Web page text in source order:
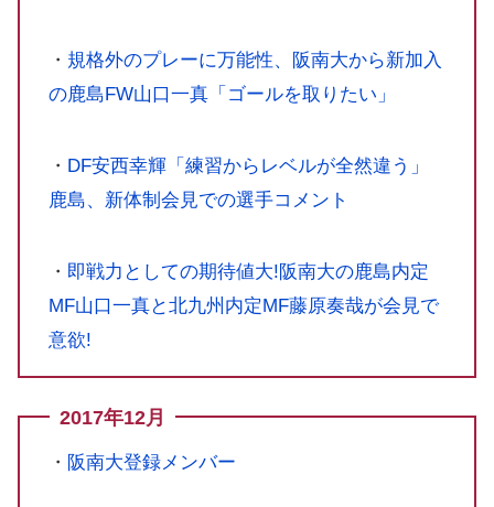
・ 規格外のプレーに万能性、阪南大から新加入
の鹿島FW山口一真「ゴールを取りたい」
・ DF安西幸輝「練習からレベルが全然違う」
鹿島、新体制会見での選手コメント
・ 即戦力としての期待値大!阪南大の鹿島内定
MF山口一真と北九州内定MF藤原奏哉が会見で
意欲!
2017年12月
・ 阪南大登録メンバー